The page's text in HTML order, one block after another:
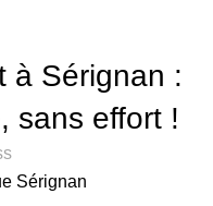
à Sérignan :
sans effort !